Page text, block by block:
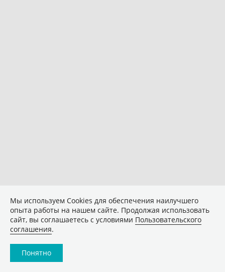
Мы используем Сookies для обеспечения наилучшего
опыта работы на нашем сайте. Продолжая использовать
сайт, вы соглашаетесь с условиями Пользовательского
соглашения.
Понятно